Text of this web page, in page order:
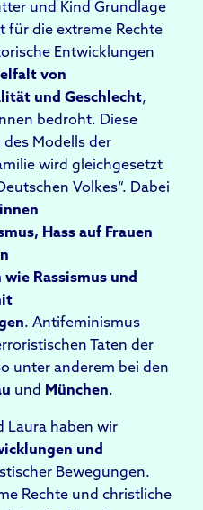
und Kind Grundlage
für die extreme Rechte
Entwicklungen
von
und Geschlecht,
bedroht. Diese
Modells der
wird gleichgesetzt
Volkes“. Dabei
Hass auf Frauen
Rassismus und
. Antifeminismus
Taten der
unter anderem bei den
und München.
Laura haben wir
und
Bewegungen.
Rechte und christliche